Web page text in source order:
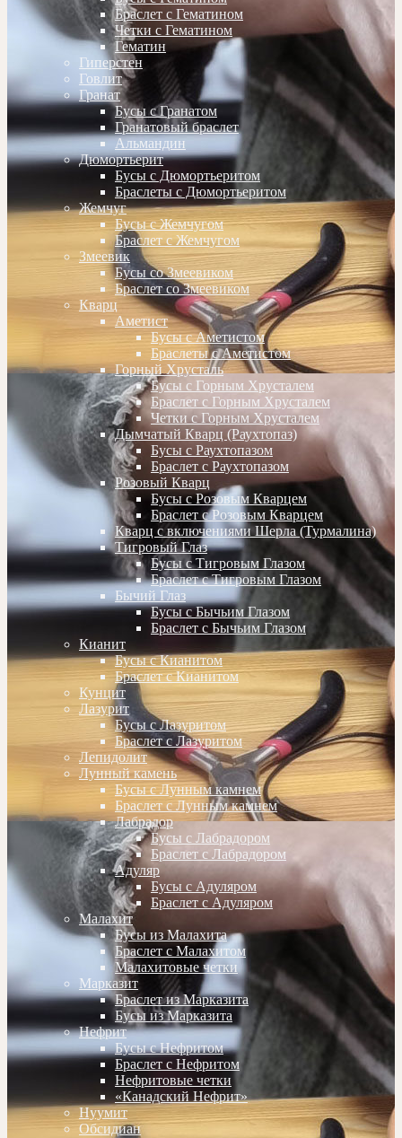
Браслет с Гематином
Четки с Гематином
Гематин
Гиперстен
Говлит
Гранат
Бусы с Гранатом
Гранатовый браслет
Альмандин
Дюмортьерит
Бусы с Дюмортьеритом
Браслеты с Дюмортьеритом
Жемчуг
Бусы с Жемчугом
Браслет с Жемчугом
Змеевик
Бусы со Змеевиком
Браслет со Змеевиком
Кварц
Аметист
Бусы с Аметистом
Браслеты с Аметистом
Горный Хрусталь
Бусы с Горным Хрусталем
Браслет с Горным Хрусталем
Четки с Горным Хрусталем
Дымчатый Кварц (Раухтопаз)
Бусы с Раухтопазом
Браслет с Раухтопазом
Розовый Кварц
Бусы с Розовым Кварцем
Браслет с Розовым Кварцем
Кварц с включениями Шерла (Турмалина)
Тигровый Глаз
Бусы с Тигровым Глазом
Браслет с Тигровым Глазом
Бычий Глаз
Бусы с Бычьим Глазом
Браслет с Бычьим Глазом
Кианит
Бусы с Кианитом
Браслет с Кианитом
Кунцит
Лазурит
Бусы с Лазуритом
Браслет с Лазуритом
Лепидолит
Лунный камень
Бусы с Лунным камнем
Браслет с Лунным камнем
Лабрадор
Бусы с Лабрадором
Браслет с Лабрадором
Адуляр
Бусы с Адуляром
Браслет с Адуляром
Малахит
Бусы из Малахита
Браслет с Малахитом
Малахитовые четки
Марказит
Браслет из Марказита
Бусы из Марказита
Нефрит
Бусы с Нефритом
Браслет с Нефритом
Нефритовые четки
«Канадский Нефрит»
Нуумит
Обсидиан